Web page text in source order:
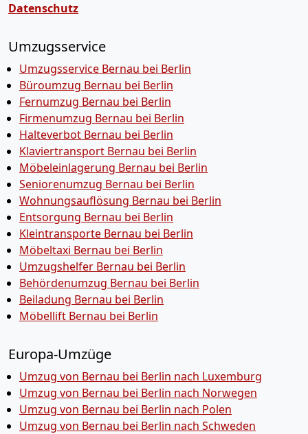
Datenschutz
Umzugsservice
Umzugsservice Bernau bei Berlin
Büroumzug Bernau bei Berlin
Fernumzug Bernau bei Berlin
Firmenumzug Bernau bei Berlin
Halteverbot Bernau bei Berlin
Klaviertransport Bernau bei Berlin
Möbeleinlagerung Bernau bei Berlin
Seniorenumzug Bernau bei Berlin
Wohnungsauflösung Bernau bei Berlin
Entsorgung Bernau bei Berlin
Kleintransporte Bernau bei Berlin
Möbeltaxi Bernau bei Berlin
Umzugshelfer Bernau bei Berlin
Behördenumzug Bernau bei Berlin
Beiladung Bernau bei Berlin
Möbellift Bernau bei Berlin
Europa-Umzüge
Umzug von Bernau bei Berlin nach Luxemburg
Umzug von Bernau bei Berlin nach Norwegen
Umzug von Bernau bei Berlin nach Polen
Umzug von Bernau bei Berlin nach Schweden